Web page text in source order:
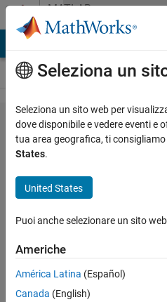
Vai al contenutoMATLAB
Answers
Color
map
amberly
25 Nov
2014
Seleziona un
Seleziona un sito web per
dove disponibile e vedere eventi e
tua area geografica, ti consigliamo
States.
United States
Puoi anche selezionare un sito
Americhe
América Latina (Español)
Canada (English)